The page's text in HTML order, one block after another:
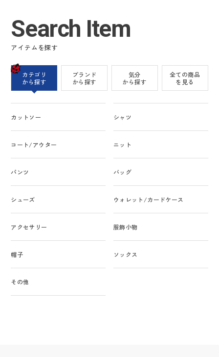
Search Item
アイテムを探す
カテゴリ
から探す
ブランド
から探す
気分
から探す
全ての商品
を見る
カットソー シャツ
コート/アウター ニット
パンツ バッグ
シューズ ウォレット/カードケース
アクセサリー 服飾小物
帽子 ソックス
その他